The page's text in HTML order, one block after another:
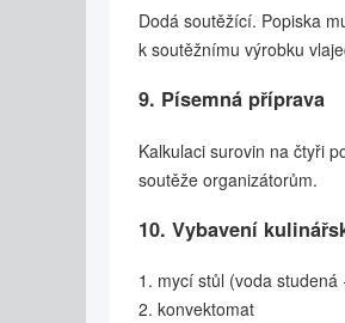
Dodá soutěžící. Popiska
k soutěžnímu výrobku
9. Písemná příprava
Kalkulaci surovin na čtyři
soutěže organizátorům.
10. Vybavení
1. mycí stůl (voda
2. konvektomat